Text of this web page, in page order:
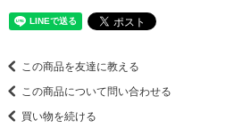
この商品を友達に教える
この商品について問い合わせる
買い物を続ける